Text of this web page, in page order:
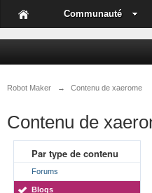
Communauté
Robot Maker → Contenu de xaerome
Contenu de
Par type de contenu
Forums
Blogs